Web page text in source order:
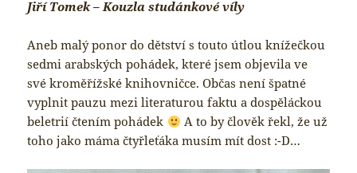
Jiří Tomek – Kouzla studánkové víly
Aneb malý ponor do dětství s touto útlou knížečkou
sedmi arabských pohádek, které jsem objevila ve
své kroměřížské knihovničce. Občas není špatné
vyplnit pauzu mezi literaturou faktu a dospěláckou
beletrií čtením pohádek
A to by člověk řekl, že už
toho jako máma čtyřleťáka musím mít dost :-D…